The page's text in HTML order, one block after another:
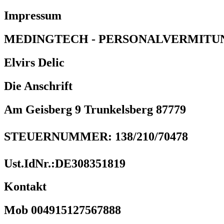
Impressum
MEDINGTECH -
Elvirs Delic
Die Anschrift
Am Geisberg 9 Trunkelsberg 87779
STEUERNUMMER: 138/210/70478
Ust.IdNr.:DE308351819
Kontakt
Mob 004915127567888